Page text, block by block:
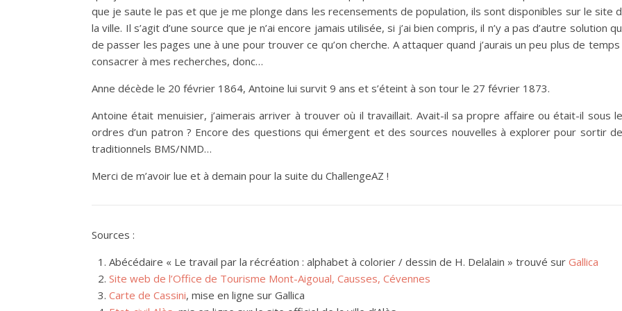
que je saute le pas et que je me plonge dans les recensements de population, ils sont disponibles sur le site
la ville. Il s’agit d’une source que je n’ai encore jamais utilisée, si j’ai bien compris, il n’y a pas d’autre solution
de passer les pages une à une pour trouver ce qu’on cherche. A attaquer quand j’aurais un peu plus de temps
consacrer à mes recherches, donc…
Anne décède le 20 février 1864, Antoine lui survit 9 ans et s’éteint à son tour le 27 février 1873.
Antoine était menuisier, j’aimerais arriver à trouver où il travaillait. Avait-il sa propre affaire ou était-il sous
ordres d’un patron ? Encore des questions qui émergent et des sources nouvelles à explorer pour sortir
traditionnels BMS/NMD…
Merci de m’avoir lue et à demain pour la suite du ChallengeAZ !
Sources :
Abécédaire « Le travail par la récréation : alphabet à colorier / dessin de H. Delalain » trouvé sur Gallica
Site web de l’Office de Tourisme Mont-Aigoual, Causses, Cévennes
Carte de Cassini, mise en ligne sur Gallica